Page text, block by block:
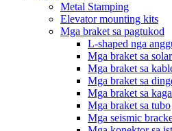
Metal Stamping
Elevator mounting kits
Mga braket sa pagtukod
L-shaped nga
Mga braket sa solar
Mga braket sa
Mga braket sa
Mga braket sa
Mga braket sa tubo
Mga seismic